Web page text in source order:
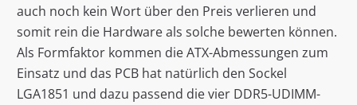
auch noch kein Wort über den Preis verlieren und
somit rein die Hardware als solche bewerten können.
Als Formfaktor kommen die ATX-Abmessungen zum
Einsatz und das PCB hat natürlich den Sockel
LGA1851 und dazu passend die vier DDR5-UDIMM-